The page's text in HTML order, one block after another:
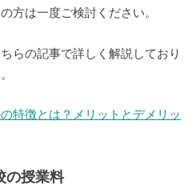
方は一度ご検討ください。
らの記事で詳しく解説しており
特徴とは？メリットとデメリッ
の授業料